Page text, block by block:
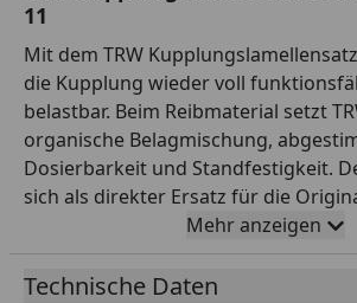
11
Mit dem TRW
die Kupplung wieder voll
belastbar. Beim Reibmaterial setzt
organische Belagmischung,
Dosierbarkeit und Standfestigkeit.
sich als direkter Ersatz für die
MCC702-11, in Erstausrüster-
die entsprechenden Modelle laut
Anwendungsliste. TRW gehört zu
Mehr anzeigen
Technische Daten